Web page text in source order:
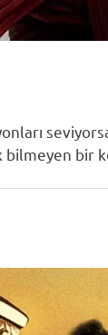
bilmeyen bir